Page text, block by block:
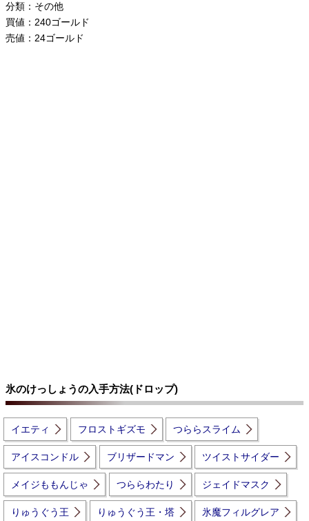
分類：その他
買値：240ゴールド
売値：24ゴールド
氷のけっしょうの入手方法(ドロップ)
イエティ フロストギズモ つららスライム
アイスコンドル ブリザードマン ツイストサイダー
メイジももんじゃ つららわたり ジェイドマスク
りゅうぐう王 りゅうぐう王・塔 氷魔フィルグレア